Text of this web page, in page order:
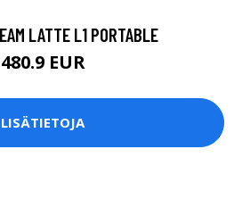
LATTE L1 PORTABLE
480.9 EUR
LISÄTIETOJA